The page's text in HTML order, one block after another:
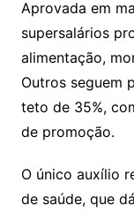
Aprovada em
supersalários
alimentação,
Outros seguem
teto de 35%,
de promoção.
O único auxílio
de saúde, que